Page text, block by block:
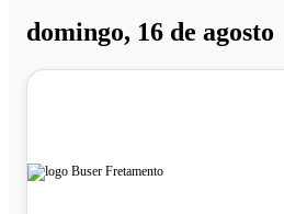
domingo, 16 de agosto